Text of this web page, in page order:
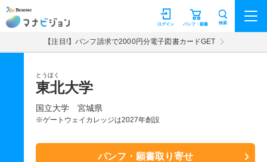
マナビジョン パンフ・願書
ログイン 検索
【注目!】パンフ請求で2000円分電子図書カードGET
とうほく
東北大学
国立大学 宮城県
※ゲートウェイカレッジは2027年創設
パンフ・願書取り寄せ